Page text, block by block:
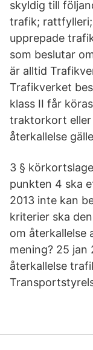
skyldig till
trafik;
upprepade
som beslutar
är alltid
Trafikverket
klass II får
traktorkort
återkallelse
3 §
punkten 4 ska
2013 inte kan
kriterier ska
om
mening? 25 jan
återkallelse